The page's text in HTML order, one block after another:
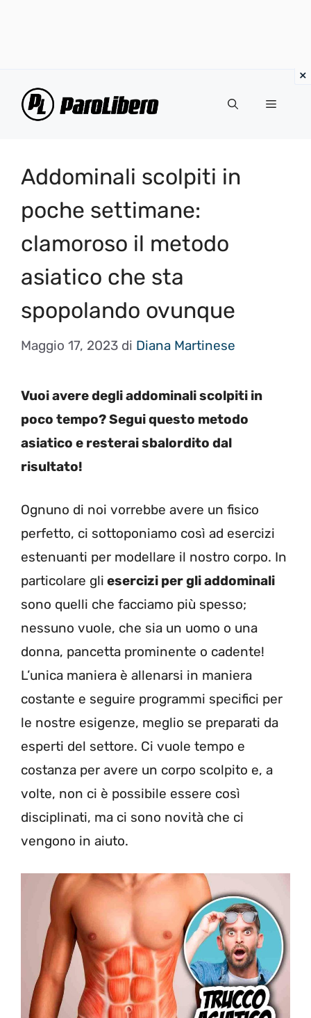
Menu
Addominali scolpiti in
poche settimane:
clamoroso il metodo
asiatico che sta
spopolando ovunque
Maggio 17, 2023 di Diana Martinese
Vuoi avere degli addominali scolpiti in
poco tempo? Segui questo metodo
asiatico e resterai sbalordito dal
risultato!
Ognuno di noi vorrebbe avere un fisico
perfetto, ci sottoponiamo così ad esercizi
estenuanti per modellare il nostro corpo. In
particolare gli esercizi per gli addominali
sono quelli che facciamo più spesso;
nessuno vuole, che sia un uomo o una
donna, pancetta prominente o cadente!
L’unica maniera è allenarsi in maniera
costante e seguire programmi specifici per
le nostre esigenze, meglio se preparati da
esperti del settore. Ci vuole tempo e
costanza per avere un corpo scolpito e, a
volte, non ci è possibile essere così
disciplinati, ma ci sono novità che ci
vengono in aiuto.